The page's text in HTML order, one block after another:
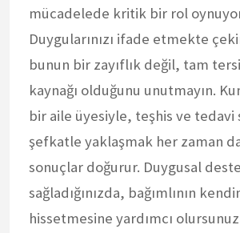
mücadelede kritik bir rol
Duygularınızı ifade etmekte
bunun bir zayıflık değil, tam
kaynağı olduğunu unutmayın.
bir aile üyesiyle, teşhis ve tedavi
şefkatle yaklaşmak her zaman
sonuçlar doğurur. Duygusal
sağladığınızda, bağımlının
hissetmesine yardımcı